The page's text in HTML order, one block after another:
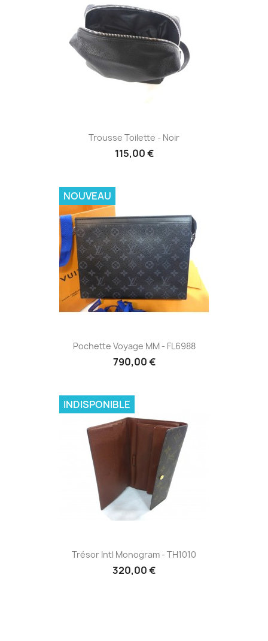
Trousse Toilette - Noir
115,00 €
Pochette Voyage MM - FL6988
790,00 €
NOUVEAU
Trésor Intl Monogram - TH1010
320,00 €
INDISPONIBLE